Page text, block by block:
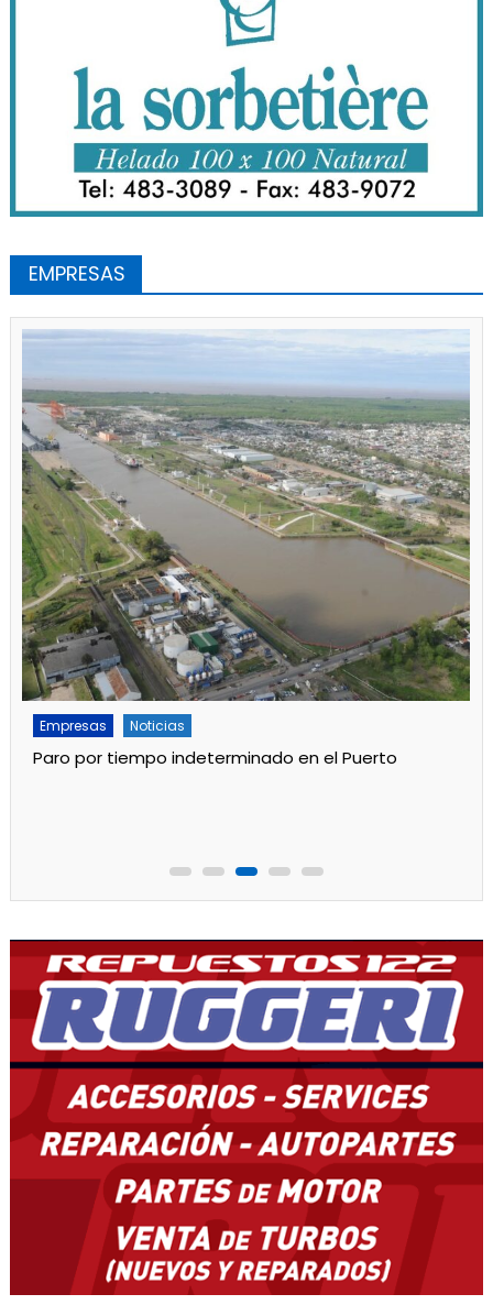
EMPRESAS
Empresas Noticias
Por mejoras en el servicio cortan el agua de 11 a 15